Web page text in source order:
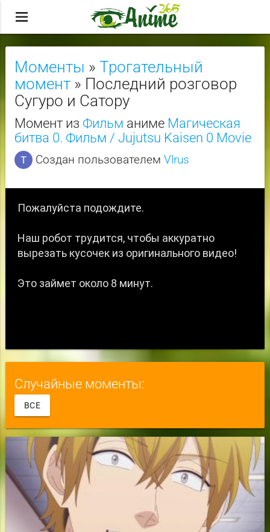
menu
Моменты » Трогательный
момент» Последний розговор
Сугуро и Сатору
Момент из Фильм аниме Магическая
битва 0. Фильм / Jujutsu Kaisen 0 Movie
Создан пользователем Vlrus
Случайные моменты:
ВСЕ